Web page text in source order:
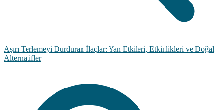
Aşırı Terlemeyi Durduran İlaçlar: Yan Etkileri, Etkinlikleri ve Doğal
Alternatifler